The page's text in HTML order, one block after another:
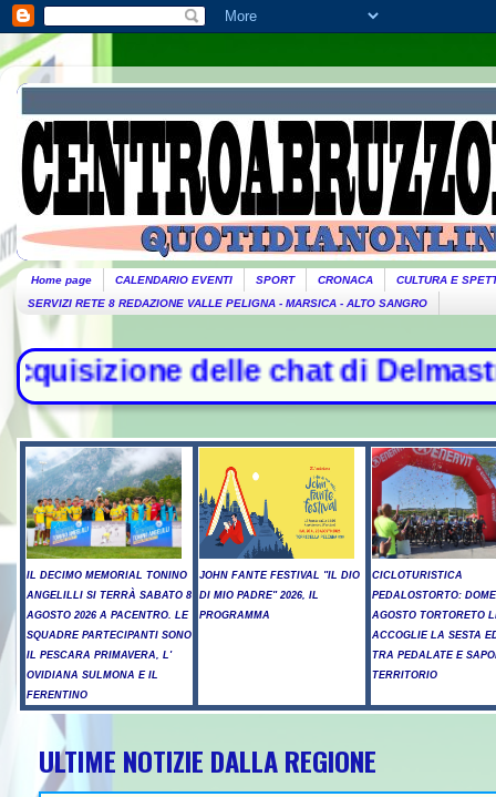
Home page CALENDARIO EVENTI SPORT CRONACA
CULTURA E
SERVIZI RETE 8 REDAZIONE VALLE PELIGNA - MARSICA - ALTO SANGRO
delle chat di Delmastro.
IL DECIMO MEMORIAL TONINO
ANGELILLI SI TERRÀ SABATO 8
AGOSTO 2026 A PACENTRO. LE
SQUADRE PARTECIPANTI SONO
IL PESCARA PRIMAVERA, L'
OVIDIANA SULMONA E IL
FERENTINO
JOHN FANTE FESTIVAL "IL DIO
DI MIO PADRE" 2026, IL
PROGRAMMA
CICLOTURISTICA
PEDALOSTORTO:
AGOSTO TORTORETO
ACCOGLIE LA SESTA
TRA PEDALATE E
TERRITORIO
ULTIME NOTIZIE DALLA REGIONE